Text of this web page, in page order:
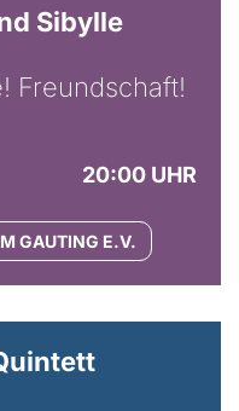
Sibylle
Freundschaft!
20:00 UHR
GAUTING E.V.